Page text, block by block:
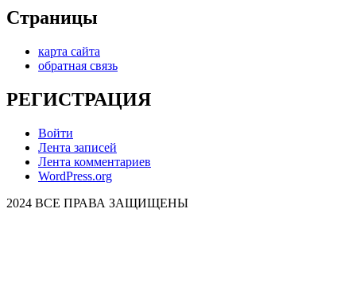
Страницы
карта сайта
обратная связь
РЕГИСТРАЦИЯ
Войти
Лента записей
Лента комментариев
WordPress.org
2024 ВСЕ ПРАВА ЗАЩИЩЕНЫ